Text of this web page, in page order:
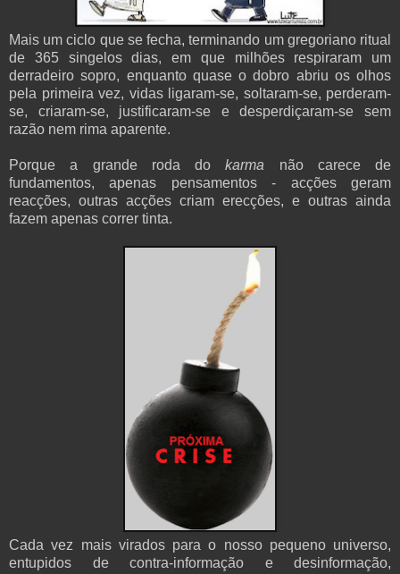
Mais um ciclo que se fecha, terminando um gregoriano ritual
de 365 singelos dias, em que milhões respiraram um
derradeiro sopro, enquanto quase o dobro abriu os olhos
pela primeira vez, vidas ligaram-se, soltaram-se, perderam-
se, criaram-se, justificaram-se e desperdiçaram-se sem
razão nem rima aparente.
Porque a grande roda dokarma não carece de
fundamentos, apenas pensamentos - acções geram
reacções, outras acções criam erecções, e outras ainda
fazem apenas correr tinta.
Cada vez mais virados para o nosso pequeno universo,
entupidos de contra-informação e desinformação,